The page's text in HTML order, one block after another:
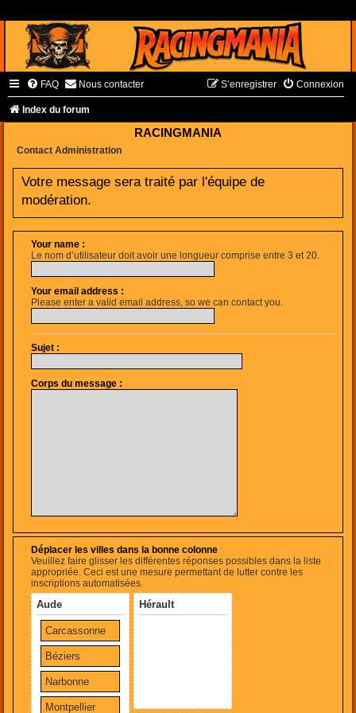
FAQ Nous contacter Connexion
S’enregistrer
Index du forum
RACINGMANIA
Contact Administration
Votre message sera traité par l'équipe de
modération.
Your name :
Le nom d’utilisateur doit avoir une longueur comprise entre 3 et 20.
Your email address :
Please enter a valid email address, so we can contact you.
Sujet :
Corps du message :
Déplacer les villes dans la bonne colonne
Veuillez faire glisser les différentes réponses possibles dans la liste
appropriée. Ceci est une mesure permettant de lutter contre les
inscriptions automatisées.
Aude
Carcassonne
Béziers
Narbonne
Montpellier
Hérault